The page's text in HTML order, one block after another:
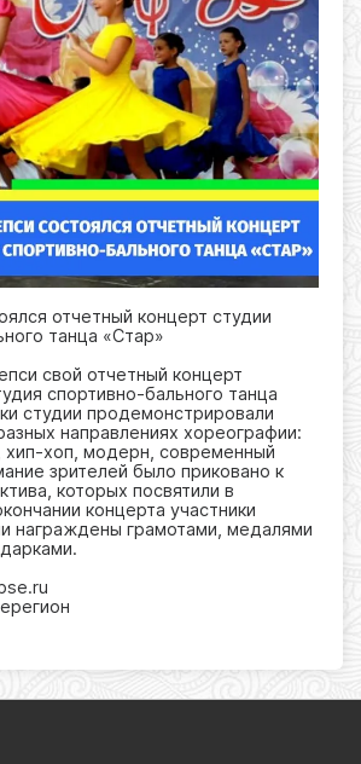
отчетный концерт студии
танца «Стар»
свой отчетный концерт
спортивно-бального танца
студии продемонстрировали
направлениях хореографии:
хип-хоп, модерн, современный
зрителей было приковано к
которых посвятили в
концерта участники
награждены грамотами, медалями